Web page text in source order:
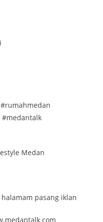
Medan
halamam pasang iklan